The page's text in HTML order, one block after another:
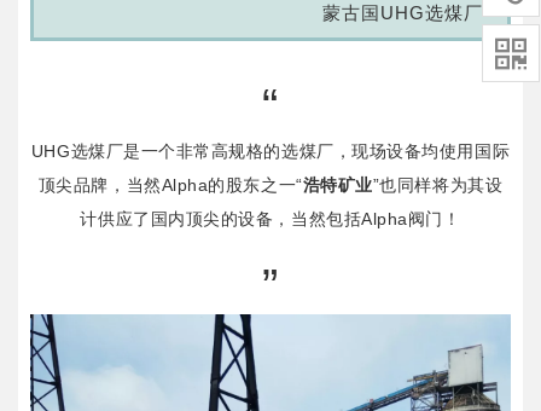
蒙古国UHG选煤厂<<
“
UHG选煤厂是一个非常高规格的选煤厂，现场设备均使用国际
顶尖品牌，当然Alpha的股东之一“浩特矿业”也同样将为其设
计供应了国内顶尖的设备，当然包括Alpha阀门！
”
